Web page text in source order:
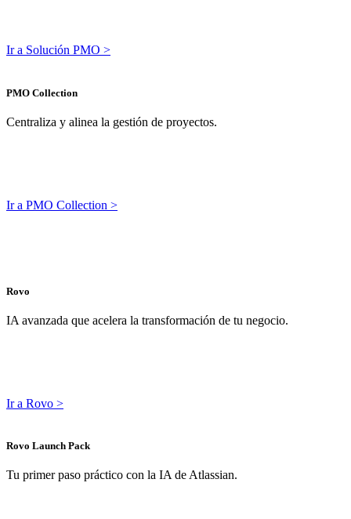
Ir a Solución PMO >
PMO Collection
Centraliza y alinea la gestión de proyectos.
Ir a PMO Collection >
Rovo
IA avanzada que acelera la transformación de tu negocio.
Ir a Rovo >
Rovo Launch Pack
Tu primer paso práctico con la IA de Atlassian.